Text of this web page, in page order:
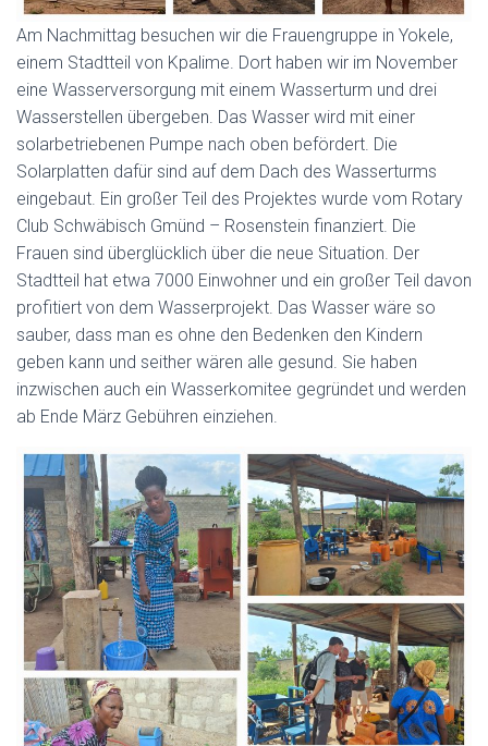
Am Nachmittag besuchen wir die Frauengruppe in Yokele,
einem Stadtteil von Kpalime. Dort haben wir im November
eine Wasserversorgung mit einem Wasserturm und drei
Wasserstellen übergeben. Das Wasser wird mit einer
solarbetriebenen Pumpe nach oben befördert. Die
Solarplatten dafür sind auf dem Dach des Wasserturms
eingebaut. Ein großer Teil des Projektes wurde vom Rotary
Club Schwäbisch Gmünd – Rosenstein finanziert. Die
Frauen sind überglücklich über die neue Situation. Der
Stadtteil hat etwa 7000 Einwohner und ein großer Teil davon
profitiert von dem Wasserprojekt. Das Wasser wäre so
sauber, dass man es ohne den Bedenken den Kindern
geben kann und seither wären alle gesund. Sie haben
inzwischen auch ein Wasserkomitee gegründet und werden
ab Ende März Gebühren einziehen.